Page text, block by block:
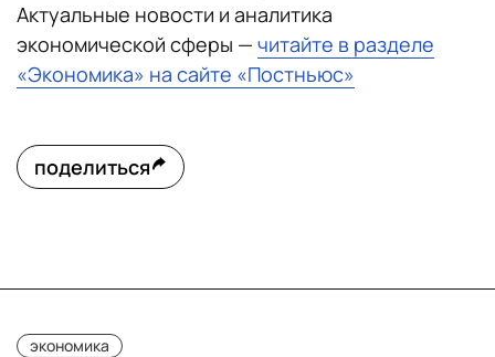
Актуальные новости и аналитика
экономической сферы — читайте в разделе
«Экономика» на сайте «Постньюс»
поделиться
экономика